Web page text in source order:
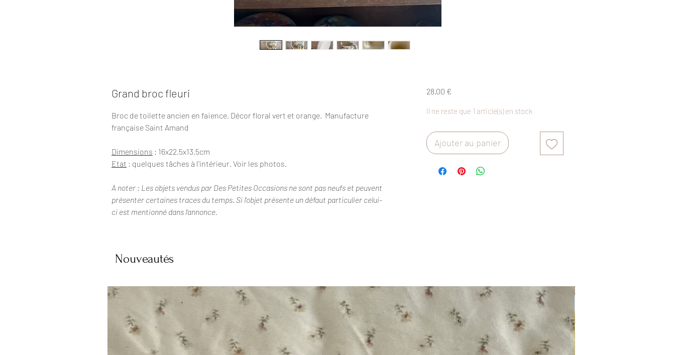
Grand broc fleuri
Broc de toilette ancien en faïence. Décor floral vert et orange. Manufacture
française Saint Amand
Dimensions : 16x22,5x13,5cm
Etat : quelques tâches à l'intérieur. Voir les photos.
A noter : Les objets vendus par Des Petites Occasions ne sont pas neufs et peuvent
présenter certaines traces du temps. Si l'objet présente un défaut particulier celui-
ci est mentionné dans l’annonce.
28,00 €Prix
Il ne reste que 1 article(s) en stock
Ajouter au panier
Nouveautés